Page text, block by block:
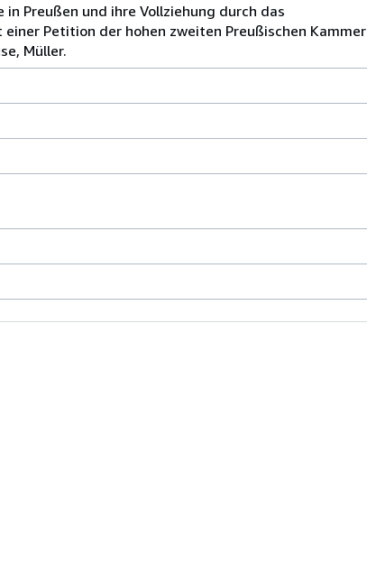
Preußen und ihre Vollziehung durch das
Petition der hohen zweiten Preußischen Kammer
Müller.